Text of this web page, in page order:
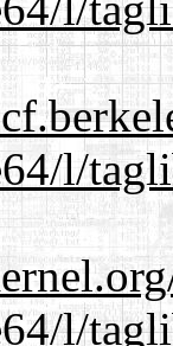
l/
l/